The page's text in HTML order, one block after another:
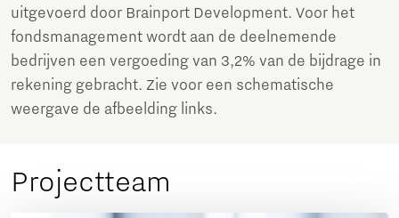
uitgevoerd door Brainport Development. Voor het
fondsmanagement wordt aan de deelnemende
bedrijven een vergoeding van 3,2% van de bijdrage in
rekening gebracht. Zie voor een schematische
weergave de afbeelding links.
Projectteam